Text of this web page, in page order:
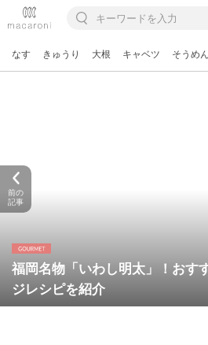
なす きゅうり 大根 キャベツ そうめん
福岡名物「いわし明太」！おす
ジレシピを紹介
前の
記事